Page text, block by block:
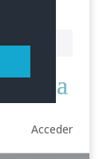
Acceder